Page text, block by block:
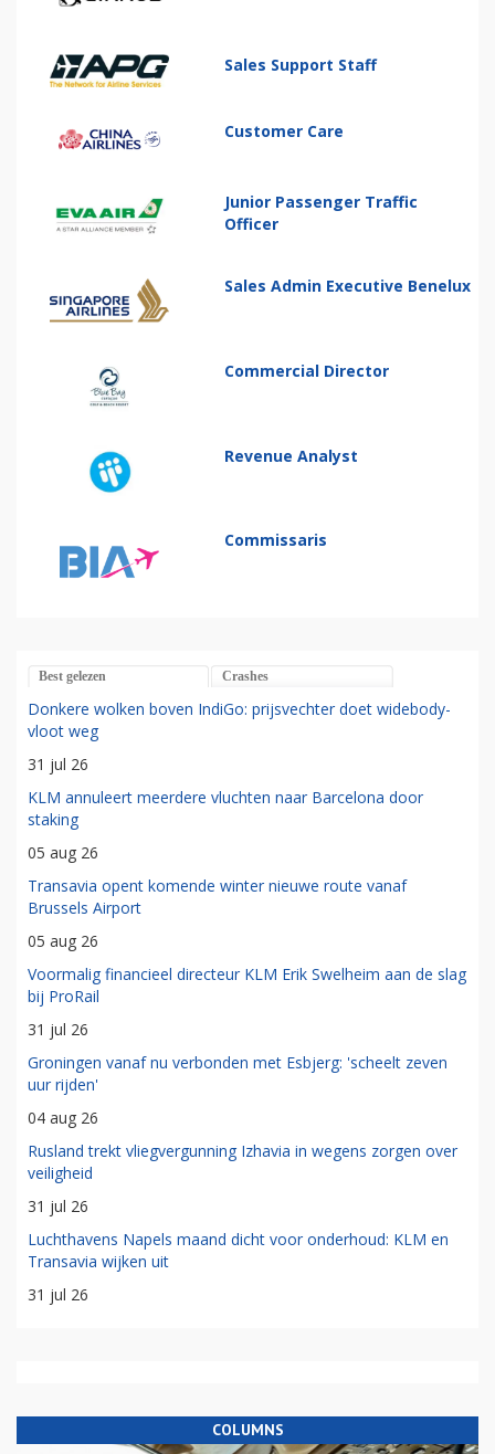
Sales Support Staff
Customer Care
Junior Passenger Traffic
Officer
Sales Admin Executive Benelux
Commercial Director
Revenue Analyst
Commissaris
Best gelezen Crashes
Donkere wolken boven IndiGo: prijsvechter doet widebody-
vloot weg
31 jul 26
KLM annuleert meerdere vluchten naar Barcelona door
staking
05 aug 26
Transavia opent komende winter nieuwe route vanaf
Brussels Airport
05 aug 26
Voormalig financieel directeur KLM Erik Swelheim aan de slag
bij ProRail
31 jul 26
Groningen vanaf nu verbonden met Esbjerg: 'scheelt zeven
uur rijden'
04 aug 26
Rusland trekt vliegvergunning Izhavia in wegens zorgen over
veiligheid
31 jul 26
Luchthavens Napels maand dicht voor onderhoud: KLM en
Transavia wijken uit
31 jul 26
COLUMNS